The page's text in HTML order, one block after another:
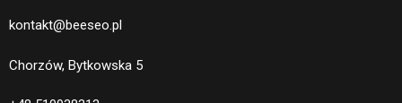
kontakt@beeseo.pl
Chorzów, Bytkowska 5